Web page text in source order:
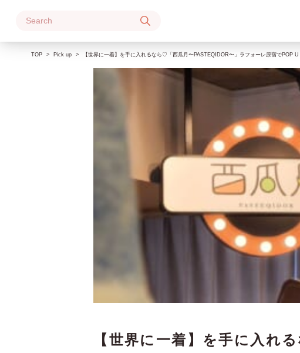
TOP Pick up 【世界に一着】を手に入れるなら♡「西瓜月〜PASTEQIDOR〜」ラフォーレ原宿でPOP U
【世界に一着】を手に入れ